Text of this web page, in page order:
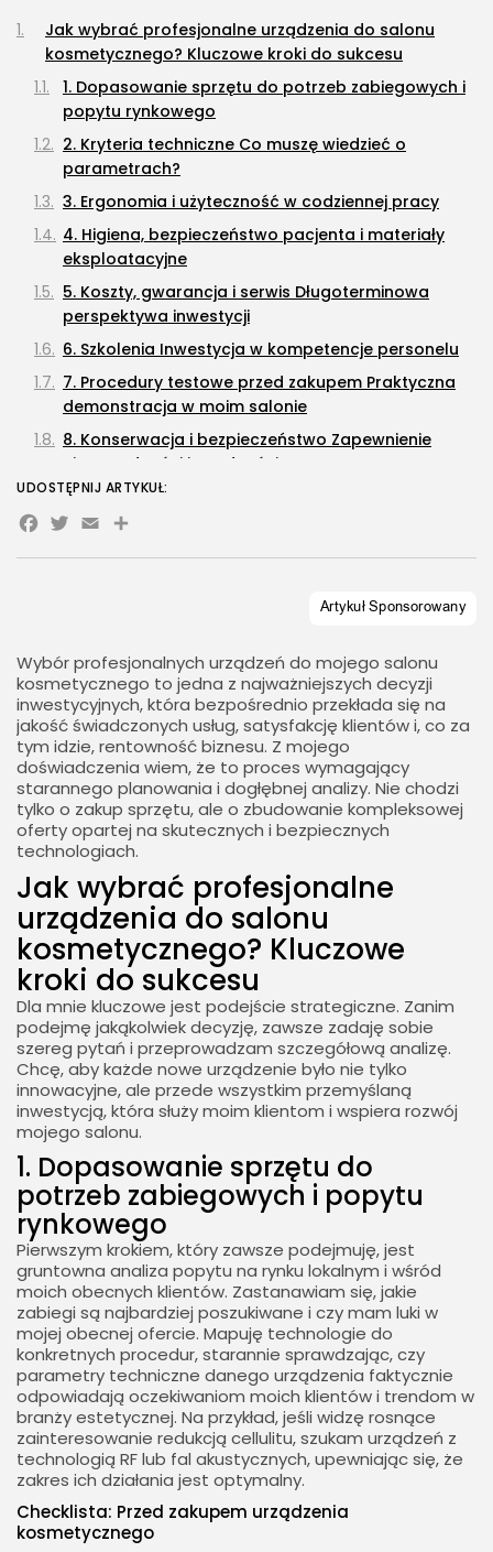
Wybór profesjonalnych urządzeń do mojego salonu
kosmetycznego to jedna z najważniejszych decyzji
inwestycyjnych, która bezpośrednio przekłada się na
jakość świadczonych usług, satysfakcję klientów i, co za
tym idzie, rentowność biznesu. Z mojego
doświadczenia wiem, że to proces wymagający
starannego planowania i dogłębnej analizy. Nie chodzi
tylko o zakup sprzętu, ale o zbudowanie kompleksowej
oferty opartej na skutecznych i bezpiecznych
technologiach.
Jak wybrać profesjonalne
urządzenia do salonu
kosmetycznego? Kluczowe
kroki do sukcesu
Dla mnie kluczowe jest podejście strategiczne. Zanim
podejmę jakąkolwiek decyzję, zawsze zadaję sobie
szereg pytań i przeprowadzam szczegółową analizę.
Chcę, aby każde nowe urządzenie było nie tylko
innowacyjne, ale przede wszystkim przemyślaną
inwestycją, która służy moim klientom i wspiera rozwój
mojego salonu.
1. Dopasowanie sprzętu do
potrzeb zabiegowych i popytu
rynkowego
Pierwszym krokiem, który zawsze podejmuję, jest
gruntowna analiza popytu na rynku lokalnym i wśród
moich obecnych klientów. Zastanawiam się, jakie
zabiegi są najbardziej poszukiwane i czy mam luki w
mojej obecnej ofercie. Mapuję technologie do
konkretnych procedur, starannie sprawdzając, czy
parametry techniczne danego urządzenia faktycznie
odpowiadają oczekiwaniom moich klientów i trendom w
branży estetycznej. Na przykład, jeśli widzę rosnące
zainteresowanie redukcją cellulitu, szukam urządzeń z
technologią RF lub fal akustycznych, upewniając się, że
zakres ich działania jest optymalny.
Checklista: Przed zakupem urządzenia
kosmetycznego
Jak wybrać profesjonalne urządzenia do salonu
kosmetycznego? Kluczowe kroki do sukcesu
1. Dopasowanie sprzętu do potrzeb zabiegowych i
popytu rynkowego
2. Kryteria techniczne Co muszę wiedzieć o
parametrach?
3. Ergonomia i użyteczność w codziennej pracy
4. Higiena, bezpieczeństwo pacjenta i materiały
eksploatacyjne
5. Koszty, gwarancja i serwis Długoterminowa
perspektywa inwestycji
6. Szkolenia Inwestycja w kompetencje personelu
7. Procedury testowe przed zakupem Praktyczna
demonstracja w moim salonie
8. Konserwacja i bezpieczeństwo Zapewnienie
niezawodności i zgodności
9. Jak testuję jakość urządzenia przed ostateczną
decyzją?
10. Czego pytać dostawcę podczas prezentacji?
serwis?
13. Jak mierzę skuteczność zabiegów po wdrożeniu
nowego sprzętu?
Najczęściej zadawane pytania (FAQ)
Jakie urządzenie do depilacji dla małego salonu?
Jak szacować opłacalność nowych technologii w
moim salonie?
UDOSTĘPNIJ ARTYKUŁ:
Facebook
Twitter
EmailShare